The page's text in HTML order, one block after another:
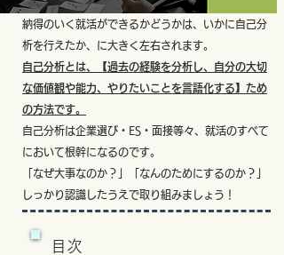
納得のいく就活ができるかどうかは、いかに自己分
析を行えたか、に大きく左右されます。
自己分析とは、【過去の経験を分析し、自分の大切
な価値観や能力、やりたいことを言語化する】ため
の方法です。
自己分析は企業選び・ES・面接等々、就活のすべて
において根幹になるのです。
「なぜ大事なのか？」「なんのためにするのか？」
しっかり認識したうえで取り組みましょう！
目次